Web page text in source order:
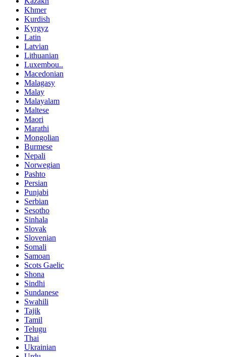
Khmer
Kurdish
Kyrgyz
Latin
Latvian
Lithuanian
Luxembou..
Macedonian
Malagasy
Malay
Malayalam
Maltese
Maori
Marathi
Mongolian
Burmese
Nepali
Norwegian
Pashto
Persian
Punjabi
Serbian
Sesotho
Sinhala
Slovak
Slovenian
Somali
Samoan
Scots Gaelic
Shona
Sindhi
Sundanese
Swahili
Tajik
Tamil
Telugu
Thai
Ukrainian